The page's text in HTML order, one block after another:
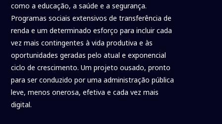
como a educação, a saúde e a segurança.
Programas sociais extensivos de transferência de
renda e um determinado esforço para incluir cada
vez mais contingentes à vida produtiva e às
oportunidades geradas pelo atual e exponencial
ciclo de crescimento. Um projeto ousado, pronto
para ser conduzido por uma administração pública
leve, menos onerosa, efetiva e cada vez mais
digital.